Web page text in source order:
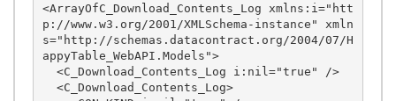
<ArrayOfC_Download_Contents_Log xmlns:i="htt
p://www.w3.org/2001/XMLSchema-instance" xmln
s="http://schemas.datacontract.org/2004/07/H
appyTable_WebAPI.Models">